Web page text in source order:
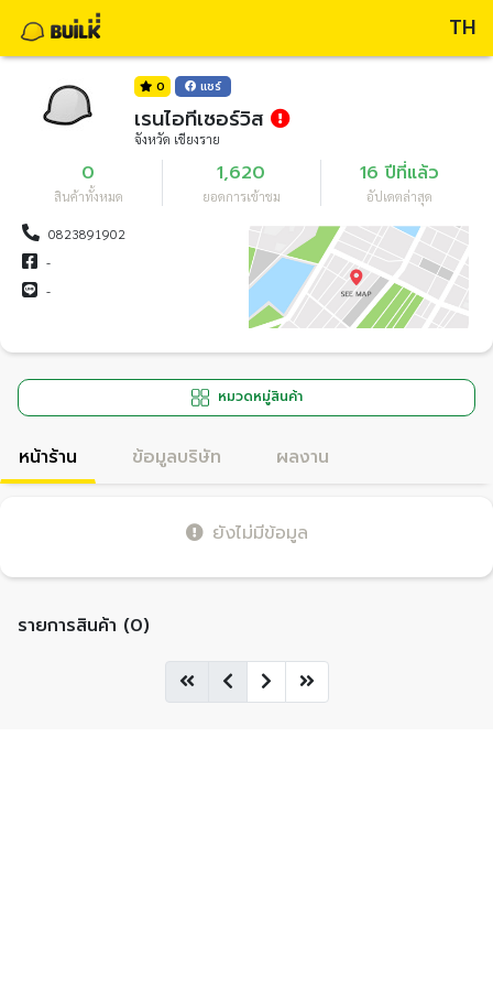
TH
0 แชร์
เรนไอทีเซอร์วิส
จังหวัด เชียงราย
0
สินค้าทั้งหมด
1,620
ยอดการเข้าชม
16 ปีที่แล้ว
อัปเดตล่าสุด
0823891902
-
-
หมวดหมู่สินค้า
หน้าร้าน ข้อมูลบริษัท ผลงาน
ยังไม่มีข้อมูล
รายการสินค้า (0)